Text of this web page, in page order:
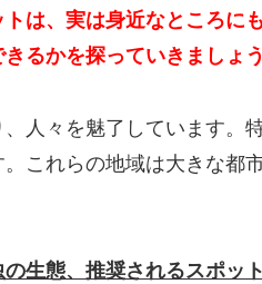
は、実は身近なところに
るかを探っていきましょう
人々を魅了しています。
これらの地域は大きな都
生態、推奨されるスポッ